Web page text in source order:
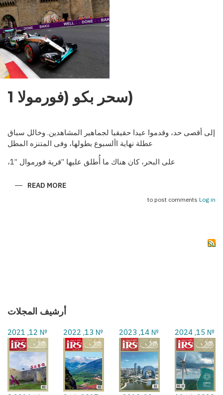
(سحر بكو (فورمولا 1
إلى أقصى حد، وقدموا عيدا حقيقيا لجماهير المشاهدين. وخالل سباق
عطلة نهاية األسبوع بطولها، وفى المتنزه المطل
على البحر، كان هناك ما أطلق عليها ”قرية فورموال ”1،
READ MORE
ABOUT
Log in
to post comments
أرشيف المجلات
№ 15, 2024
№ 14, 2023
№ 13, 2022
№ 12, 2021